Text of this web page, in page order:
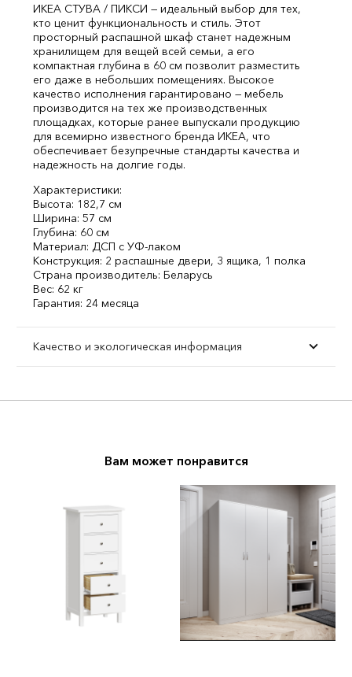
ИКЕА СТУВА / ПИКСИ — идеальный выбор для тех,
кто ценит функциональность и стиль. Этот
просторный распашной шкаф станет надежным
хранилищем для вещей всей семьи, а его
компактная глубина в 60 см позволит разместить
его даже в небольших помещениях. Высокое
качество исполнения гарантировано — мебель
производится на тех же производственных
площадках, которые ранее выпускали продукцию
для всемирно известного бренда ИКЕА, что
обеспечивает безупречные стандарты качества и
надежность на долгие годы.
Характеристики:
Высота: 182,7 см
Ширина: 57 см
Глубина: 60 см
Материал: ДСП с УФ-лаком
Конструкция: 2 распашные двери, 3 ящика, 1 полка
Страна производитель: Беларусь
Вес: 62 кг
Гарантия: 24 месяца
Качество и экологическая информация
Вам может понравится